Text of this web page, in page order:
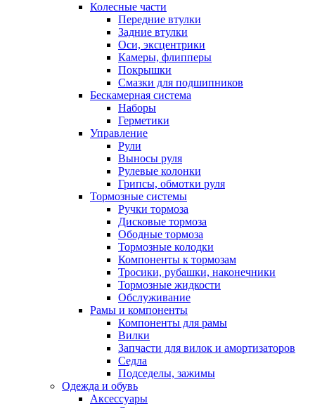
Колесные части
Передние втулки
Задние втулки
Оси, эксцентрики
Камеры, флипперы
Покрышки
Смазки для подшипников
Бескамерная система
Наборы
Герметики
Управление
Рули
Выносы руля
Рулевые колонки
Грипсы, обмотки руля
Тормозные системы
Ручки тормоза
Дисковые тормоза
Ободные тормоза
Тормозные колодки
Компоненты к тормозам
Тросики, рубашки, наконечники
Тормозные жидкости
Обслуживание
Рамы и компоненты
Компоненты для рамы
Вилки
Запчасти для вилок и амортизаторов
Седла
Подседелы, зажимы
Одежда и обувь
Аксессуары